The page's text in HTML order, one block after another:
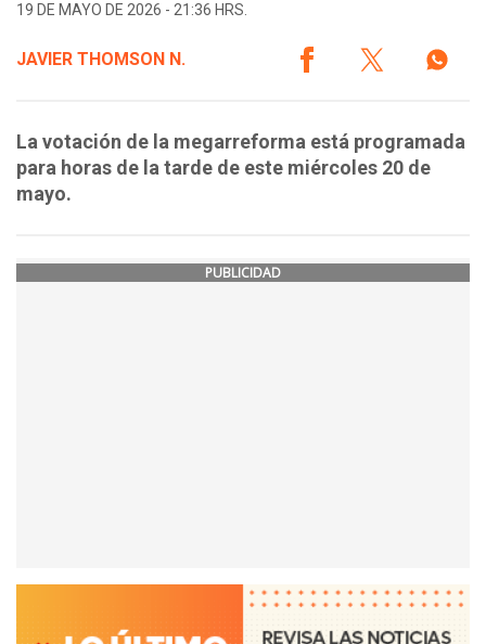
19 DE MAYO DE 2026 - 21:36 HRS.
JAVIER THOMSON N.
La votación de la megarreforma está programada
para horas de la tarde de este miércoles 20 de
mayo.
PUBLICIDAD